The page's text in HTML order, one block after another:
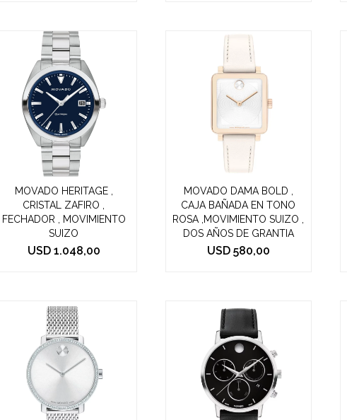
MOVADO HERITAGE ,
CRISTAL ZAFIRO ,
FECHADOR , MOVIMIENTO
SUIZO
USD 1.048,00
MOVADO DAMA BOLD ,
CAJA BAÑADA EN TONO
ROSA ,MOVIMIENTO SUIZO ,
DOS AÑOS DE GRANTIA
USD 580,00